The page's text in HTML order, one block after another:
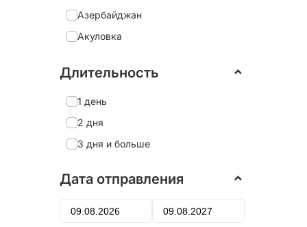
Азербайджан
Акуловка
Александро-Невская Лавра
Александров
Александровский дворец
Алеховщина
Алтай
Алушта
Длительность
1 день
2 дня
3 дня и больше
Дата отправления